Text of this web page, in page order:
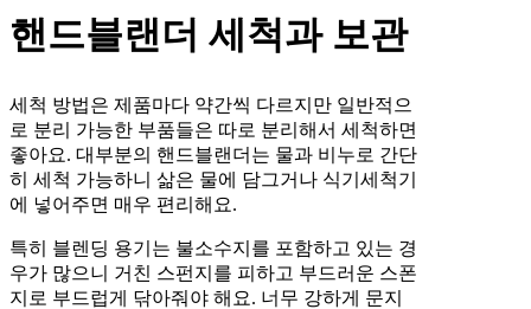
핸드블랜더 세척과 보관
세척 방법은 제품마다 약간씩 다르지만 일반적으
로 분리 가능한 부품들은 따로 분리해서 세척하면
좋아요. 대부분의 핸드블랜더는 물과 비누로 간단
히 세척 가능하니 삶은 물에 담그거나 식기세척기
에 넣어주면 매우 편리해요.
특히 블렌딩 용기는 불소수지를 포함하고 있는 경
우가 많으니 거친 스펀지를 피하고 부드러운 스폰
지로 부드럽게 닦아줘야 해요. 너무 강하게 문지